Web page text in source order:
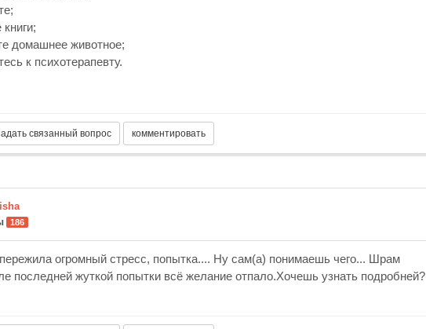
книги;
домашнее животное;
к психотерапевту.
186
огромный стресс, попытка.... Ну сам(а) понимаешь чего... Шрам
последней жуткой попытки всё желание отпало.Хочешь узнать подробней?